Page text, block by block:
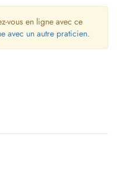
vous en ligne avec ce
avec un autre praticien.